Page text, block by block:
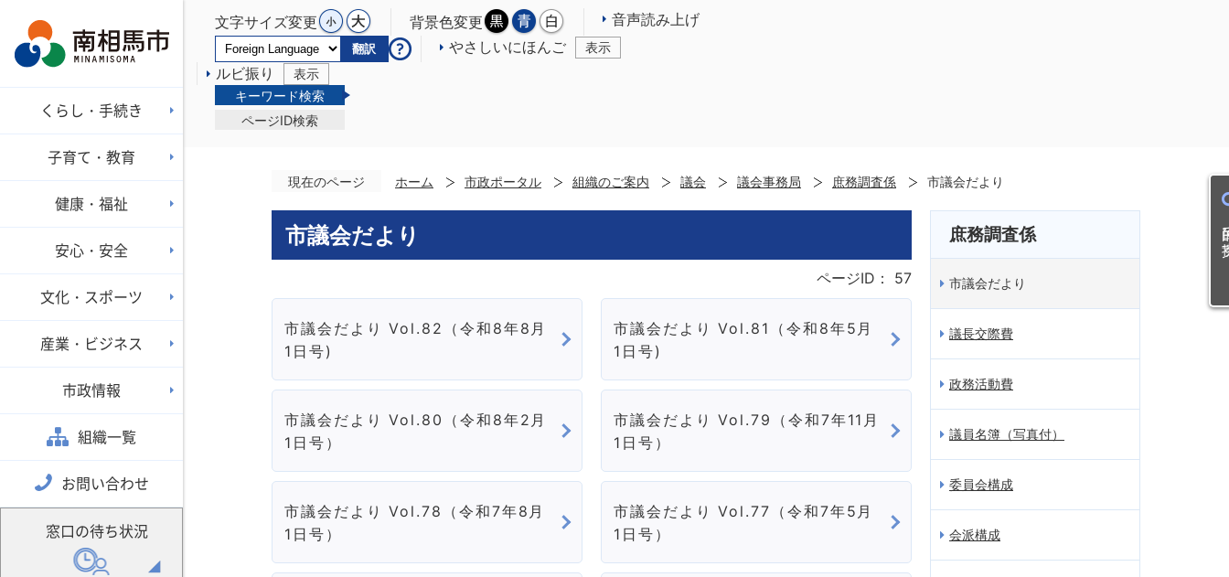
文字サイズ変更 背景色変更 音声読み上げ
翻訳 やさしいにほんご 表示
ルビ振り
表示
キーワード検索
ページID検索
くらし・手続き
子育て・教育
健康・福祉
安心・安全
文化・スポーツ
産業・ビジネス
市政情報
組織一覧
お問い合わせ
窓口の待ち状況
目
現在のページ ホーム 市政ポータル 組織のご案内 議会 議会事務局 庶務調査係 市議会だより
市議会だより
ページID： 57
市議会だより Vol.82（令和8年8月
1日号)
市議会だより Vol.81（令和8年5月
1日号)
市議会だより Vol.80（令和8年2月
1日号）
市議会だより Vol.79（令和7年11月
1日号）
市議会だより Vol.78（令和7年8月
1日号）
市議会だより Vol.77（令和7年5月
1日号）
庶務調査係
市議会だより
議長交際費
政務活動費
議員名簿（写真付）
委員会構成
会派構成